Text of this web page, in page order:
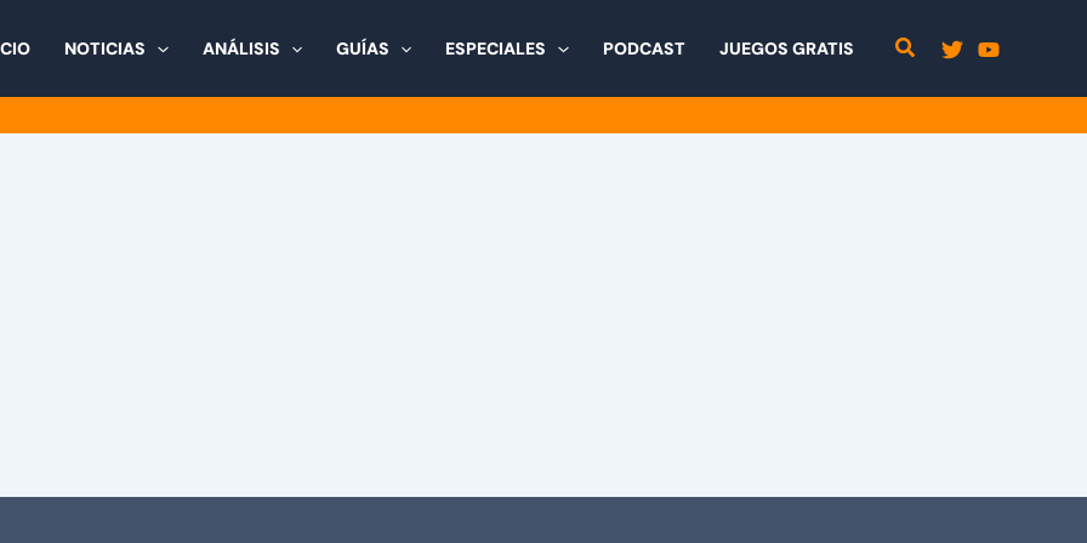
NOTICIAS ANÁLISIS GUÍAS ESPECIALES PODCAST JUEGOS GRATIS